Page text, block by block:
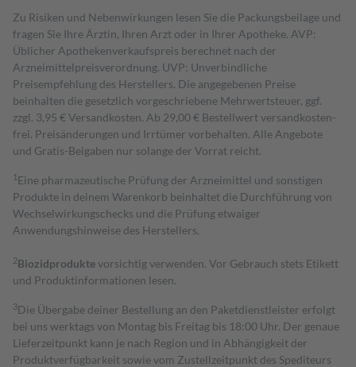
Zu Risiken und Nebenwirkungen lesen Sie die Packungsbeilage und
fragen Sie Ihre Ärztin, Ihren Arzt oder in Ihrer Apotheke. AVP:
Üblicher Apothekenverkaufspreis berechnet nach der
Arzneimittelpreisverordnung. UVP: Unverbindliche
Preisempfehlung des Herstellers. Die angegebenen Preise
beinhalten die gesetzlich vorgeschriebene Mehrwertsteuer, ggf.
zzgl. 3,95 € Versandkosten. Ab 29,00 € Bestell­wert versand­kosten­
frei. Preisänderungen und Irrtümer vorbehalten. Alle Angebote
und Gratis-Beigaben nur solange der Vorrat reicht.
1 Eine pharmazeutische Prüfung der Arzneimittel und sonstigen
Produkte in deinem Warenkorb beinhaltet die Durchführung von
Wechselwirkungschecks und die Prüfung etwaiger
Anwendungshinweise des Herstellers.
2Biozidproduktevorsichtig verwenden. Vor Gebrauch stets Etikett
und Produktinformationen lesen.
3Die Übergabe deiner Bestellung an den Paketdienstleister erfolgt
bei uns werktags von Montag bis Freitag bis 18:00 Uhr. Der genaue
Lieferzeitpunkt kann je nach Region und in Abhängigkeit der
Produktverfügbarkeit sowie vom Zustellzeitpunkt des Spediteurs